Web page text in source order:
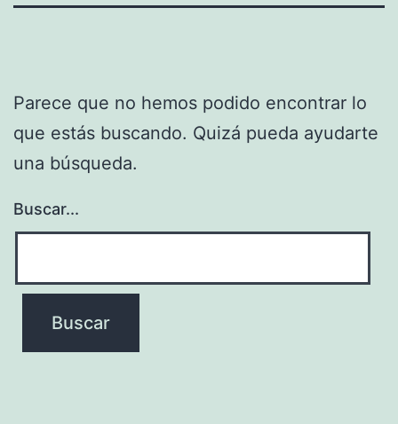
Parece que no hemos podido encontrar lo
que estás buscando. Quizá pueda ayudarte
una búsqueda.
Buscar...